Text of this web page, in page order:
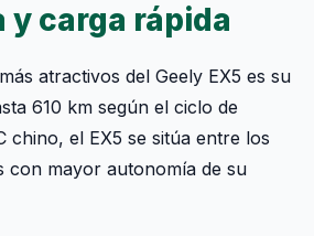
y carga rápida
atractivos del Geely EX5 es su
610 km según el ciclo de
chino, el EX5 se sitúa entre los
con mayor autonomía de su